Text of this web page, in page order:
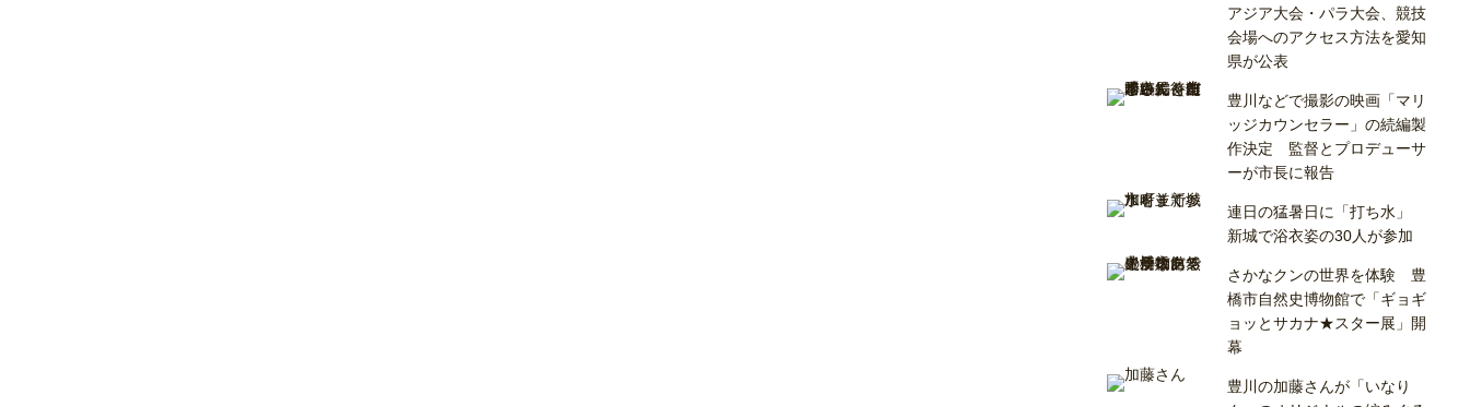
アジア大会・パラ大会、競技
会場へのアクセス方法を愛知
県が公表
豊川などで撮影の映画「マリ
ッジカウンセラー」の続編製
作決定 監督とプロデューサ
ーが市長に報告
連日の猛暑日に「打ち水」
新城で浴衣姿の30人が参加
さかなクンの世界を体験 豊
橋市自然史博物館で「ギョギ
ョッとサカナ★スター展」開
幕
豊川の加藤さんが「いなり